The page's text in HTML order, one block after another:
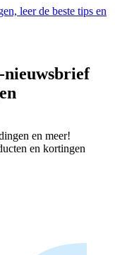
leer de beste tips en
nieuwsbrief
en meer!
en kortingen